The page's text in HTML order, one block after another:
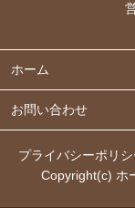
ホーム
お問い合わせ
プライバシーポリシ
Copyright(c) ホ